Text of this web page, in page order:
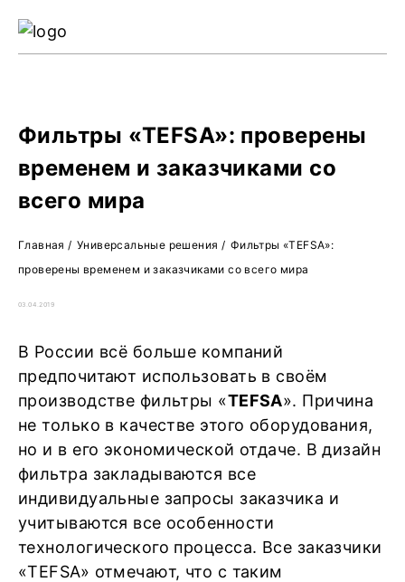
Фильтры «TEFSA»: проверены
временем и заказчиками со
всего мира
Главная / Универсальные решения / Фильтры «TEFSA»:
проверены временем и заказчиками со всего мира
03.04.2019
В России всё больше компаний
предпочитают использовать в своём
производстве фильтры «TEFSA». Причина
не только в качестве этого оборудования,
но и в его экономической отдаче. В дизайн
фильтра закладываются все
индивидуальные запросы заказчика и
учитываются все особенности
технологического процесса. Все заказчики
«TEFSA» отмечают, что с таким